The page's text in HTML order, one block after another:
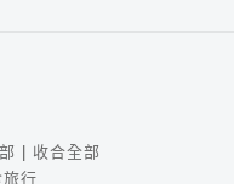
收合全部
行